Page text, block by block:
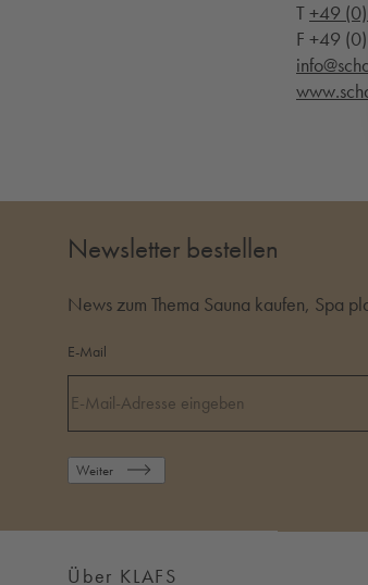
T+49
F +49
Newsletter bestellen
News zum Thema Sauna kaufen, Spa
E-Mail
Weiter
Über KLAFS